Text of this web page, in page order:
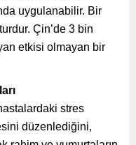
uygulanabilir. Bir
Çin’de 3 bin
etkisi olmayan bir
stres
düzenlediğini,